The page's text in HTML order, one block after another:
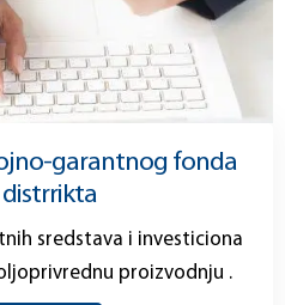
garantnog fonda
distrrikta
sredstava i investiciona
proizvodnju .